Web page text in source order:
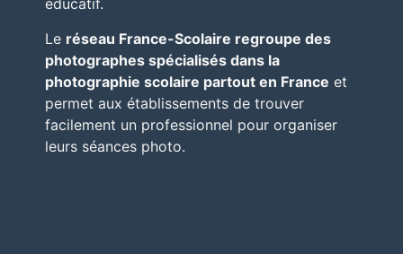
éducatif.
Le réseau France-Scolaire regroupe des
photographes spécialisés dans la
photographie scolaire partout en France et
permet aux établissements de trouver
facilement un professionnel pour organiser
leurs séances photo.